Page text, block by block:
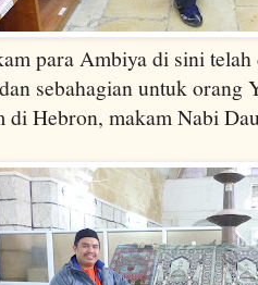
para Ambiya di sini
sebahagian untuk orang
di Hebron, makam Nabi